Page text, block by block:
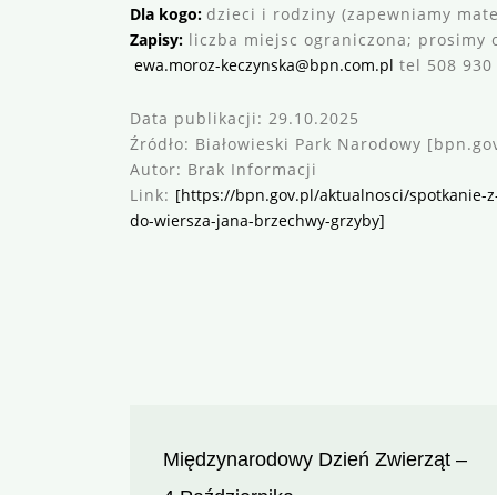
Dla kogo: dzieci i rodziny (zapewniamy
Zapisy: liczba miejsc ograniczona; prosimy
ewa.moroz-keczynska@bpn.com.pl tel 508 930
Data publikacji: 29.10.2025
Źródło: Białowieski Park Narodowy
Autor: Brak Informacji
Link: [https://bpn.gov.pl/aktualnosci/spotkanie-
do-wiersza-jana-brzechwy-grzyby]
wpisu
Międzynarodowy Dzień Zwierząt –